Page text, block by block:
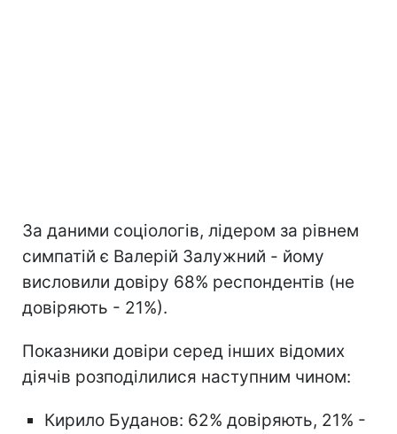
За даними соціологів, лідером за рівнем
симпатій є Валерій Залужний - йому
висловили довіру 68% респондентів (не
довіряють - 21%).
Показники довіри серед інших відомих
діячів розподілилися наступним чином:
Кирило Буданов: 62% довіряють, 21% -